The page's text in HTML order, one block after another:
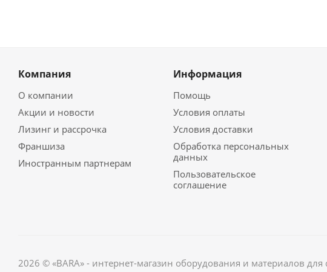
Компания
О компании
Акции и новости
Лизинг и рассрочка
Франшиза
Иностранным партнерам
Информация
Помощь
Условия оплаты
Условия доставки
Обработка персональных
данных
Пользовательское
соглашение
2026 © «BARA» - интернет-магазин оборудования и материалов